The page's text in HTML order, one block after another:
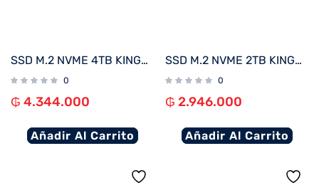
SSD M.2 NVME 4TB KINGSTON SNV3S/4000G 6000/5000MB/S PCIE 4.0
0
₲ 4.344.000
Añadir Al Carrito
SSD M.2 NVME 2TB KINGSTON SNV3S/2000G 6000/5000MB/S PCIE 4.0
0
₲ 2.946.000
Añadir Al Carrito